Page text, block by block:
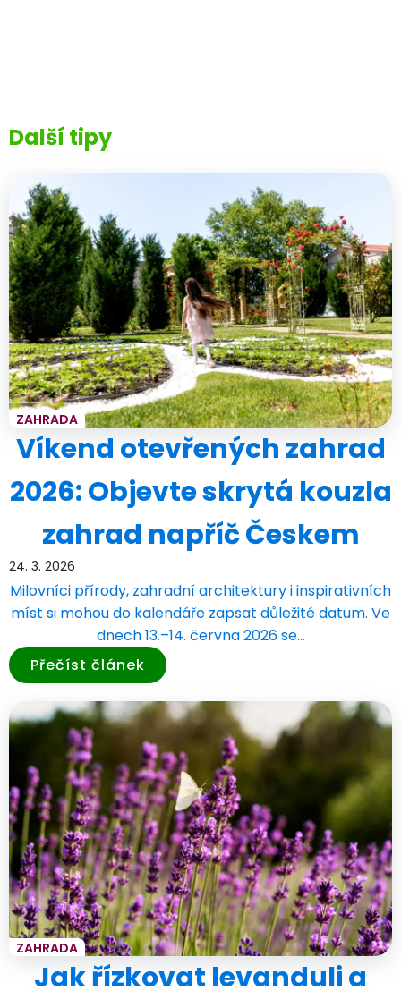
Další tipy
ZAHRADA
Víkend otevřených zahrad
2026: Objevte skrytá kouzla
zahrad napříč Českem
24. 3. 2026
Milovníci přírody, zahradní architektury i inspirativních
míst si mohou do kalendáře zapsat důležité datum. Ve
dnech 13.–14. června 2026 se…
Přečíst článek
ZAHRADA
Jak řízkovat levanduli a